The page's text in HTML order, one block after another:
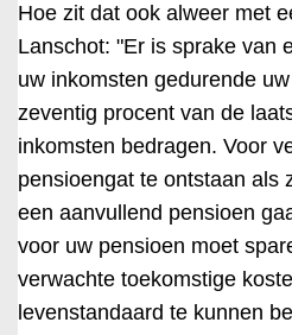
Hoe zit dat ook alweer met
Lanschot: "Er is sprake van
uw inkomsten gedurende
zeventig procent van de
inkomsten bedragen. Voor
pensioengat te ontstaan als
een aanvullend pensioen
voor uw pensioen moet
verwachte toekomstige
levenstandaard te kunnen